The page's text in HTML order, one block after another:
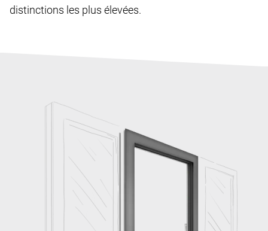
distinctions les plus élevées.